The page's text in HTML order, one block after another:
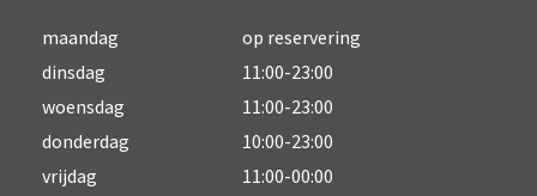
maandag
op reservering
dinsdag
11:00-23:00
woensdag
11:00-23:00
donderdag
10:00-23:00
vrijdag
11:00-00:00